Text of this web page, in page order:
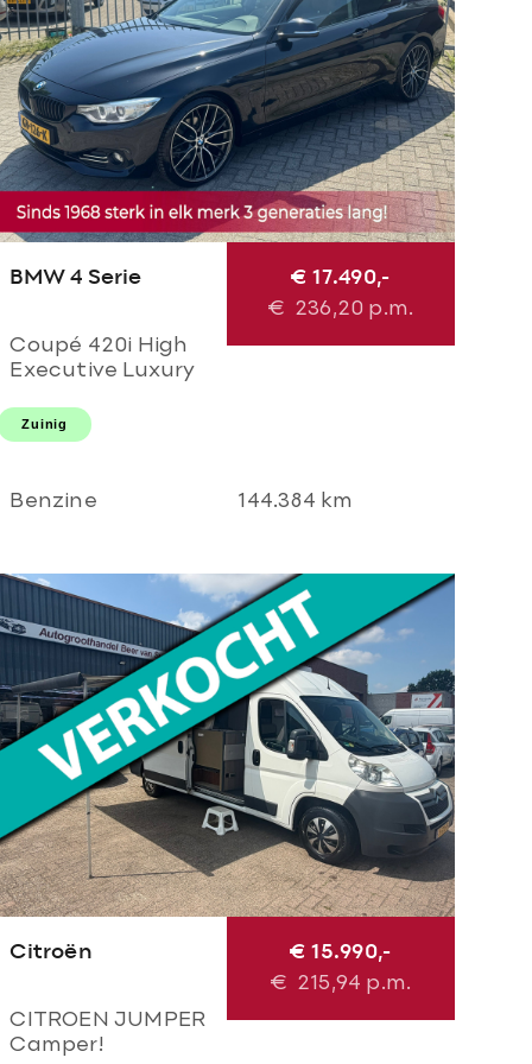
BMW 4 Serie
Coupé 420i High
Executive Luxury
AUTOMAAT! M
sport l M 20'LMV l
pro l Xenon l
€ 17.490,-
€ 236,20 p.m.
Zuinig
Benzine 144.384 km
Citroën
CITROEN JUMPER
Camper!
€ 15.990,-
€ 215,94 p.m.